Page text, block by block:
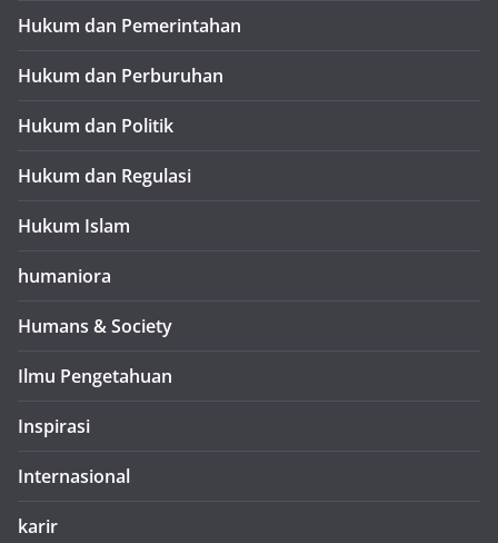
Hukum dan Pemerintahan
Hukum dan Perburuhan
Hukum dan Politik
Hukum dan Regulasi
Hukum Islam
humaniora
Humans & Society
Ilmu Pengetahuan
Inspirasi
Internasional
karir